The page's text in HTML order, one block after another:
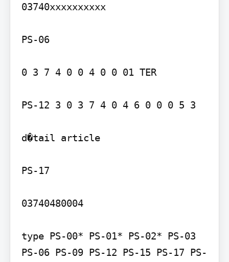
03740xxxxxxxxxx
PS-06
0 3 7 4 0 0 4 0 0 01 TER
PS-12 3 0 3 7 4 0 4 6 0 0 0 5 3
d�tail article
PS-17
03740480004
type PS-00* PS-01* PS-02* PS-03
PS-06 PS-09 PS-12 PS-15 PS-17 PS-